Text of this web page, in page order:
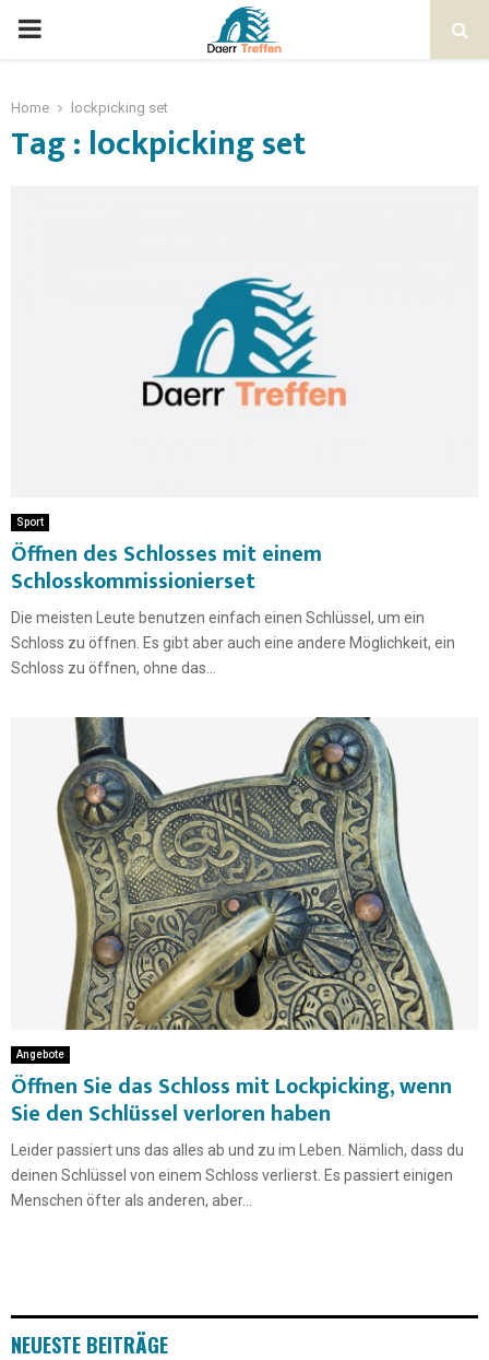
Home lockpicking set
Tag : lockpicking set
Sport
Öffnen des Schlosses mit einem
Schlosskommissionierset
Die meisten Leute benutzen einfach einen Schlüssel, um ein
Schloss zu öffnen. Es gibt aber auch eine andere Möglichkeit, ein
Schloss zu öffnen, ohne das...
Angebote
Öffnen Sie das Schloss mit Lockpicking, wenn
Sie den Schlüssel verloren haben
Leider passiert uns das alles ab und zu im Leben. Nämlich, dass du
deinen Schlüssel von einem Schloss verlierst. Es passiert einigen
Menschen öfter als anderen, aber...
NEUESTE BEITRÄGE